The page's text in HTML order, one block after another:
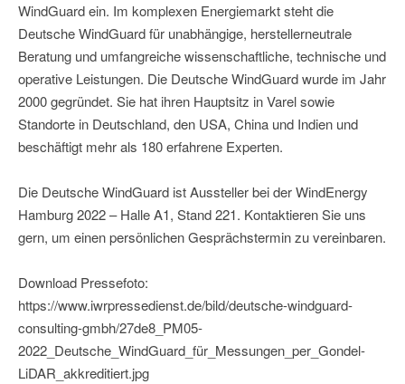
WindGuard ein. Im komplexen Energiemarkt steht die
Deutsche WindGuard für unabhängige, herstellerneutrale
Beratung und umfangreiche wissenschaftliche, technische und
operative Leistungen. Die Deutsche WindGuard wurde im Jahr
2000 gegründet. Sie hat ihren Hauptsitz in Varel sowie
Standorte in Deutschland, den USA, China und Indien und
beschäftigt mehr als 180 erfahrene Experten.
Die Deutsche WindGuard ist Aussteller bei der WindEnergy
Hamburg 2022 – Halle A1, Stand 221. Kontaktieren Sie uns
gern, um einen persönlichen Gesprächstermin zu vereinbaren.
Download Pressefoto:
https://www.iwrpressedienst.de/bild/deutsche-windguard-
consulting-gmbh/27de8_PM05-
2022_Deutsche_WindGuard_für_Messungen_per_Gondel-
LiDAR_akkreditiert.jpg